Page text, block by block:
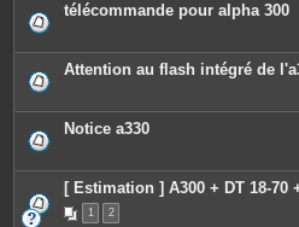
télécommande pour alpha 300
Attention au flash intégré de
Notice a330
[ Estimation ] A300 + DT 18-70
1 2